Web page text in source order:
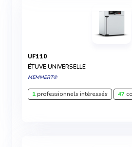
UF110
ÉTUVE UNIVERSELLE
MEMMERT®
1professionnels intéressés 47